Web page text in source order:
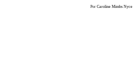
Por Caroline Mimbs Nyce